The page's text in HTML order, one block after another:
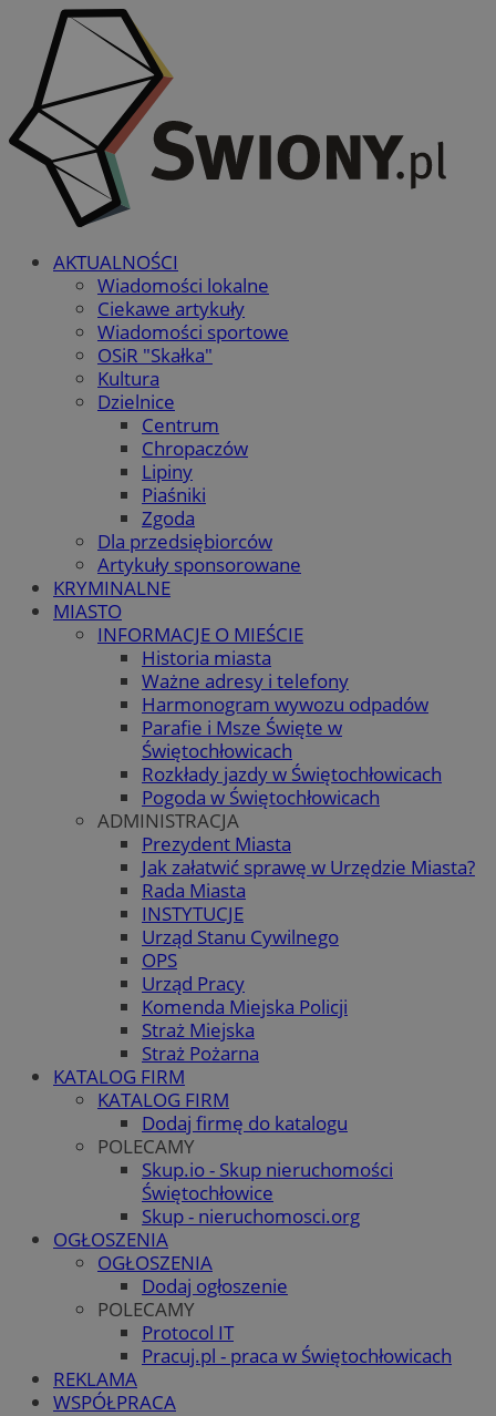
AKTUALNOŚCI
Wiadomości lokalne
Ciekawe artykuły
Wiadomości sportowe
OSiR "Skałka"
Kultura
Dzielnice
Centrum
Chropaczów
Lipiny
Piaśniki
Zgoda
Dla przedsiębiorców
Artykuły sponsorowane
KRYMINALNE
MIASTO
INFORMACJE O MIEŚCIE
Historia miasta
Ważne adresy i telefony
Harmonogram wywozu odpadów
Parafie i Msze Święte w
Świętochłowicach
Rozkłady jazdy w Świętochłowicach
Pogoda w Świętochłowicach
ADMINISTRACJA
Prezydent Miasta
Jak załatwić sprawę w Urzędzie Miasta?
Rada Miasta
INSTYTUCJE
Urząd Stanu Cywilnego
OPS
Urząd Pracy
Komenda Miejska Policji
Straż Miejska
Straż Pożarna
KATALOG FIRM
KATALOG FIRM
Dodaj firmę do katalogu
POLECAMY
Skup.io - Skup nieruchomości
Świętochłowice
Skup - nieruchomosci.org
OGŁOSZENIA
OGŁOSZENIA
Dodaj ogłoszenie
POLECAMY
Protocol IT
Pracuj.pl - praca w Świętochłowicach
REKLAMA
WSPÓŁPRACA